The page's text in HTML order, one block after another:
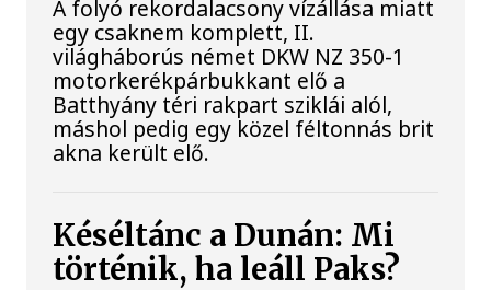
A folyó rekordalacsony vízállása miatt
egy csaknem komplett, II.
világháborús német DKW NZ 350-1
motorkerékpárbukkant elő a
Batthyány téri rakpart sziklái alól,
máshol pedig egy közel féltonnás brit
akna került elő.
Késéltánc a Dunán: Mi
történik, ha leáll Paks?